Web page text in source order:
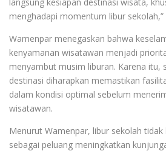
menghadapi momentum libur
Wamenpar menegaskan bahwa
kenyamanan wisatawan menjadi
menyambut musim liburan. Karena itu,
destinasi diharapkan memastikan
dalam kondisi optimal sebelum
wisatawan.
Menurut Wamenpar, libur sekolah
sebagai peluang meningkatkan